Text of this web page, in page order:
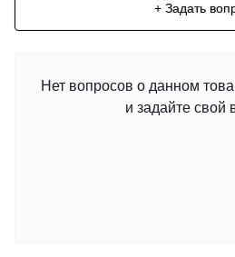
+ Задать
Нет вопросов о данном
и задайте свой